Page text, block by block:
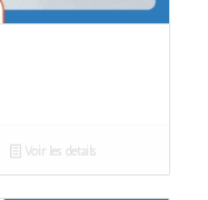
Voir les détails